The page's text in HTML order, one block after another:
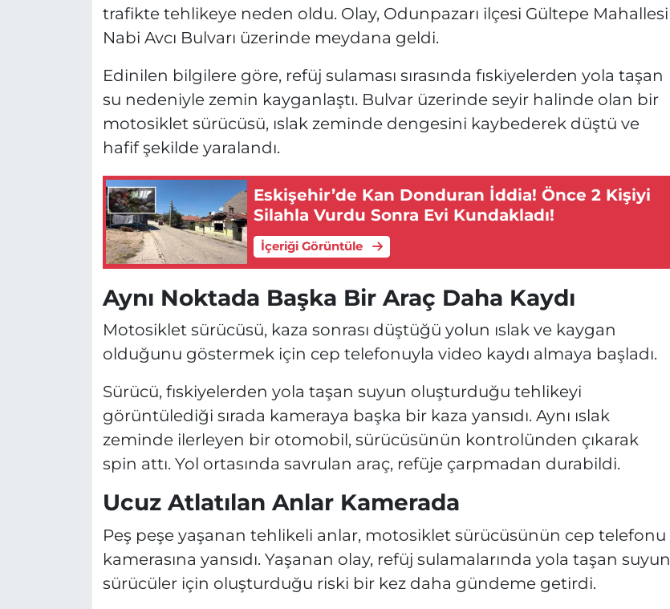
trafikte tehlikeye neden oldu. Olay, Odunpazarı ilçesi Gültepe Mahallesi
Nabi Avcı Bulvarı üzerinde meydana geldi.
Edinilen bilgilere göre, refüj sulaması sırasında fıskiyelerden yola taşan
su nedeniyle zemin kayganlaştı. Bulvar üzerinde seyir halinde olan bir
motosiklet sürücüsü, ıslak zeminde dengesini kaybederek düştü ve
hafif şekilde yaralandı.
Eskişehir’de Kan Donduran İddia! Önce 2 Kişiyi
Silahla Vurdu Sonra Evi Kundakladı!
İçeriği Görüntüle
Aynı Noktada Başka Bir Araç Daha Kaydı
Motosiklet sürücüsü, kaza sonrası düştüğü yolun ıslak ve kaygan
olduğunu göstermek için cep telefonuyla video kaydı almaya başladı.
Sürücü, fıskiyelerden yola taşan suyun oluşturduğu tehlikeyi
görüntülediği sırada kameraya başka bir kaza yansıdı. Aynı ıslak
zeminde ilerleyen bir otomobil, sürücüsünün kontrolünden çıkarak
spin attı. Yol ortasında savrulan araç, refüje çarpmadan durabildi.
Ucuz Atlatılan Anlar Kamerada
Peş peşe yaşanan tehlikeli anlar, motosiklet sürücüsünün cep telefonu
kamerasına yansıdı. Yaşanan olay, refüj sulamalarında yola taşan suyun
sürücüler için oluşturduğu riski bir kez daha gündeme getirdi.